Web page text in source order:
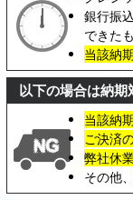
銀行振
できた
当該納
以下の場合は納
当該納
ご決済
弊社休
その他、